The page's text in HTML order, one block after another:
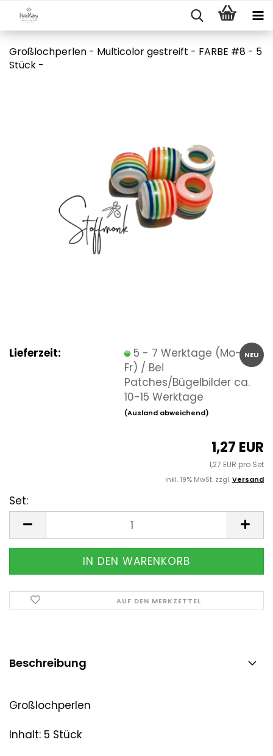
Großlochperlen - Multicolor gestreift - FARBE #8 - 5
Stück -
NEU
Lieferzeit:
5 - 7 Werktage (Mo-
Fr) / Bei
Patches/Bügelbilder ca.
10-15 Werktage
(Ausland abweichend)
1,27 EUR
1,27 EUR pro Set
inkl. 19% MwSt. zzgl.Versand
Set:
AUF DEN MERKZETTEL
Beschreibung
Großlochperlen
Inhalt: 5 Stück